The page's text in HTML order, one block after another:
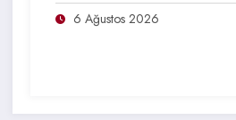
6 Ağustos 2026